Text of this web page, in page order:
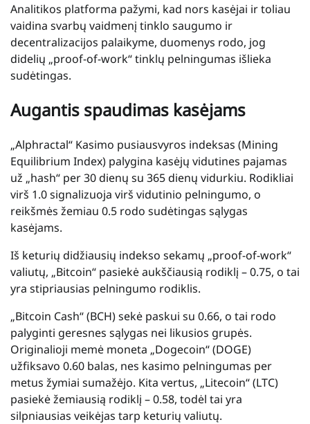
Analitikos platforma pažymi, kad nors kasėjai ir toliau
vaidina svarbų vaidmenį tinklo saugumo ir
decentralizacijos palaikyme, duomenys rodo, jog
didelių „proof-of-work“ tinklų pelningumas išlieka
sudėtingas.
Augantis spaudimas kasėjams
„Alphractal“ Kasimo pusiausvyros indeksas (Mining
Equilibrium Index) palygina kasėjų vidutines pajamas
už „hash“ per 30 dienų su 365 dienų vidurkiu. Rodikliai
virš 1.0 signalizuoja virš vidutinio pelningumo, o
reikšmės žemiau 0.5 rodo sudėtingas sąlygas
kasėjams.
Iš keturių didžiausių indekso sekamų „proof-of-work“
valiutų, „Bitcoin“ pasiekė aukščiausią rodiklį – 0.75, o tai
yra stipriausias pelningumo rodiklis.
„Bitcoin Cash“ (BCH) sekė paskui su 0.66, o tai rodo
palyginti geresnes sąlygas nei likusios grupės.
Originalioji memė moneta „Dogecoin“ (DOGE)
užfiksavo 0.60 balas, nes kasimo pelningumas per
metus žymiai sumažėjo. Kita vertus, „Litecoin“ (LTC)
pasiekė žemiausią rodiklį – 0.58, todėl tai yra
silpniausias veikėjas tarp keturių valiutų.